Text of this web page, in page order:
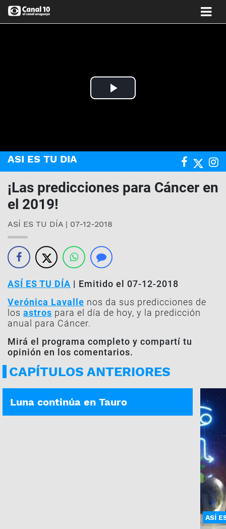
Play
ASI ES TU DIA
¡Las predicciones para Cáncer en
el 2019!
ASÍ ES TU DÍA | 07-12-2018
ASÍ ES TU DÍA | Emitido el 07-12-2018
Verónica Lavalle nos da sus predicciones de
los astros para el día de hoy, y la predicción
anual para Cáncer.
Mirá el programa completo y compartí tu
opinión en los comentarios.
CAPÍTULOS ANTERIORES
ASÍ ES TU DÍA | 06-08-2026
Luna continúa en Tauro
ASÍ